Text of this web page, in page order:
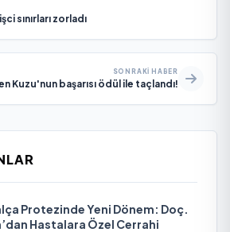
sınırları zorladı
SONRAKI HABER
Kuzu'nun başarısı ödül ile taçlandı!
Protezinde Yeni Dönem: Doç.
Hastalara Özel Cerrahi